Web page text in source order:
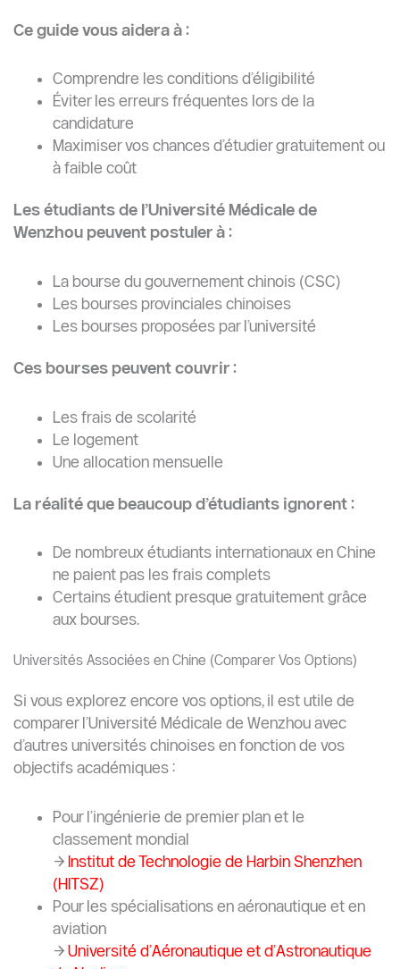
Ce guide vous aidera à :
Comprendre les conditions d’éligibilité
Éviter les erreurs fréquentes lors de la
candidature
Maximiser vos chances d’étudier gratuitement ou
à faible coût
Les étudiants de l’Université Médicale de
Wenzhou peuvent postuler à :
La bourse du gouvernement chinois (CSC)
Les bourses provinciales chinoises
Les bourses proposées par l’université
Ces bourses peuvent couvrir :
Les frais de scolarité
Le logement
Une allocation mensuelle
La réalité que beaucoup d’étudiants ignorent :
De nombreux étudiants internationaux en Chine
ne paient pas les frais complets
Certains étudient presque gratuitement grâce
aux bourses.
Universités Associées en Chine (Comparer Vos Options)
Si vous explorez encore vos options, il est utile de
comparer l’Université Médicale de Wenzhou avec
d’autres universités chinoises en fonction de vos
objectifs académiques :
Pour l’ingénierie de premier plan et le
classement mondial
→ Institut de Technologie de Harbin Shenzhen
(HITSZ)
Pour les spécialisations en aéronautique et en
aviation
→ Université d’Aéronautique et d’Astronautique